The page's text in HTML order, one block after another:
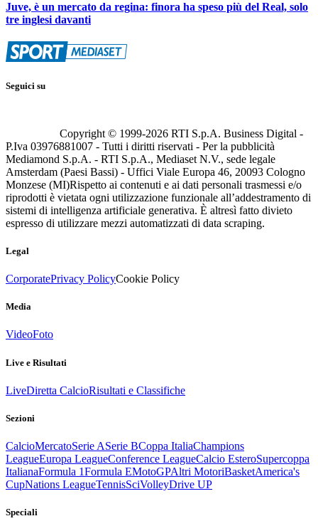
Juve, è un mercato da regina: finora ha speso più del Real, solo
tre inglesi davanti
Seguici su
Copyright © 1999-2026 RTI S.p.A. Business Digital -
P.Iva 03976881007 - Tutti i diritti riservati - Per la pubblicità
Mediamond S.p.A. - RTI S.p.A., Mediaset N.V., sede legale
Amsterdam (Paesi Bassi) - Uffici Viale Europa 46, 20093 Cologno
Monzese (MI)Rispetto ai contenuti e ai dati personali trasmessi e/o
riprodotti è vietata ogni utilizzazione funzionale all’addestramento di
sistemi di intelligenza artificiale generativa. È altresì fatto divieto
espresso di utilizzare mezzi automatizzati di data scraping.
Legal
CorporatePrivacy PolicyCookie Policy
Media
VideoFoto
Live e Risultati
LiveDiretta CalcioRisultati e Classifiche
Sezioni
CalcioMercatoSerie ASerie BCoppa ItaliaChampions
LeagueEuropa LeagueConference LeagueCalcio EsteroSupercoppa
ItalianaFormula 1Formula EMotoGPAltri MotoriBasketAmerica's
CupNations LeagueTennisSciVolleyDrive UP
Speciali